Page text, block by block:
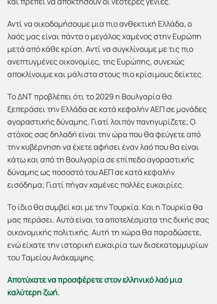
Αντί να οικοδομήσουμε μια πιο ανθεκτική Ελλάδα, ο
λαός μας είναι πάντα ο μεγάλος χαμένος στην Ευρώπη
μετά από κάθε κρίση. Αντί να συγκλίνουμε με τις πιο
ανεπτυγμένες οικονομίες, της Ευρώπης, συνεχώς
αποκλίνουμε και μάλιστα στους πιο κρίσιμους δείκτες.
Το ΔΝΤ προβλέπει ότι το 2029 η Βουλγαρία θα
ξεπεράσει την Ελλάδα σε κατά κεφαλήν ΑΕΠ σε μονάδες
αγοραστικής δύναμης. Γιατί λοιπόν πανηγυρίζετε; Ο
στόχος σας δηλαδή είναι την ώρα που θα φεύγετε από
την κυβέρνηση να έχετε αφήσει έναν λαό που θα είναι
κάτω και από τη Βουλγαρία σε επίπεδο αγοραστικής
δύναμης ως ποσοστό του ΑΕΠ σε κατά κεφαλήν
εισόδημα; Γιατί πήγαν χαμένες πολλές ευκαιρίες.
Το ίδιο θα συμβεί και με την Τουρκία. Και η Τουρκία θα
μας περάσει. Αυτά είναι τα αποτελέσματα της δικής σας
οικονομικής πολιτικής. Αυτή τη χώρα θα παραδώσετε,
ενώ είχατε την ιστορική ευκαιρία των δισεκατομμυρίων
του Ταμείου Ανάκαμψης.
Αποτύχατε να προσφέρετε στον ελληνικό λαό μια
καλύτερη ζωή.